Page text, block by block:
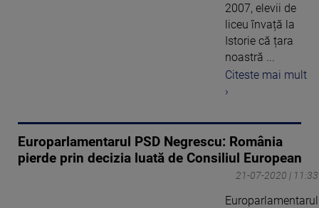
2007, elevii de
liceu învață la
Istorie că țara
noastră ...
Citeste mai mult
›
Europarlamentarul PSD Negrescu: România
pierde prin decizia luată de Consiliul European
21-07-2020 | 11:33
Europarlamentarul